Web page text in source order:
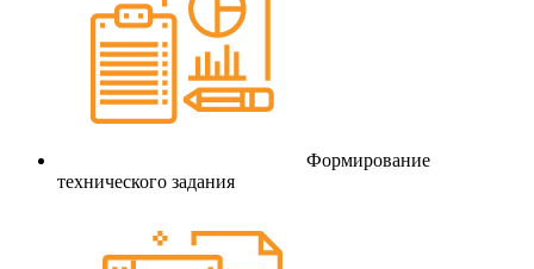
Формирование
технического задания